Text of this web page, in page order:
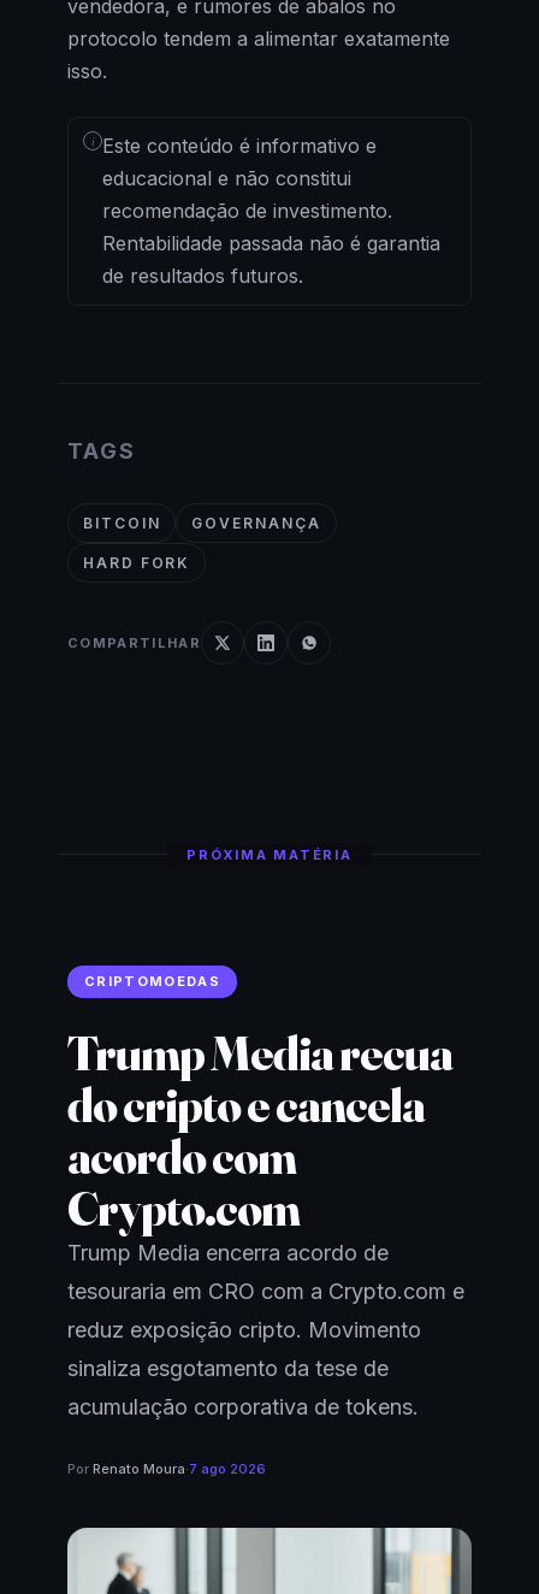
vendedora, e rumores de abalos no
protocolo tendem a alimentar exatamente
isso.
i Este conteúdo é informativo e
educacional e não constitui
recomendação de investimento.
Rentabilidade passada não é garantia
de resultados futuros.
TAGS
BITCOIN GOVERNANÇA
HARD FORK
COMPARTILHAR
PRÓXIMA MATÉRIA
CRIPTOMOEDAS
Trump Media recua
do cripto e cancela
acordo com
Crypto.com
Trump Media encerra acordo de
tesouraria em CRO com a Crypto.com e
reduz exposição cripto. Movimento
sinaliza esgotamento da tese de
acumulação corporativa de tokens.
Por Renato Moura·7 ago 2026